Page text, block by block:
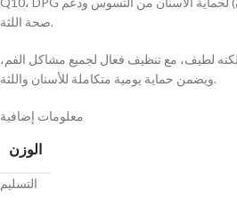
صحة اللثة.
لطيف، مع تنظيف فعال لجميع مشاكل الفم،
ويضمن حماية يومية متكاملة للأسنان واللثة.
معلومات إضافية
الوزن
التسليم